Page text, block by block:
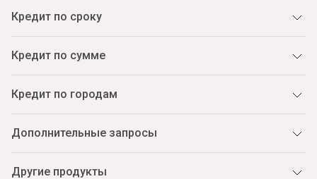
Кредит по сроку
Кредит по сумме
Кредит по городам
Дополнительные запросы
Другие продукты